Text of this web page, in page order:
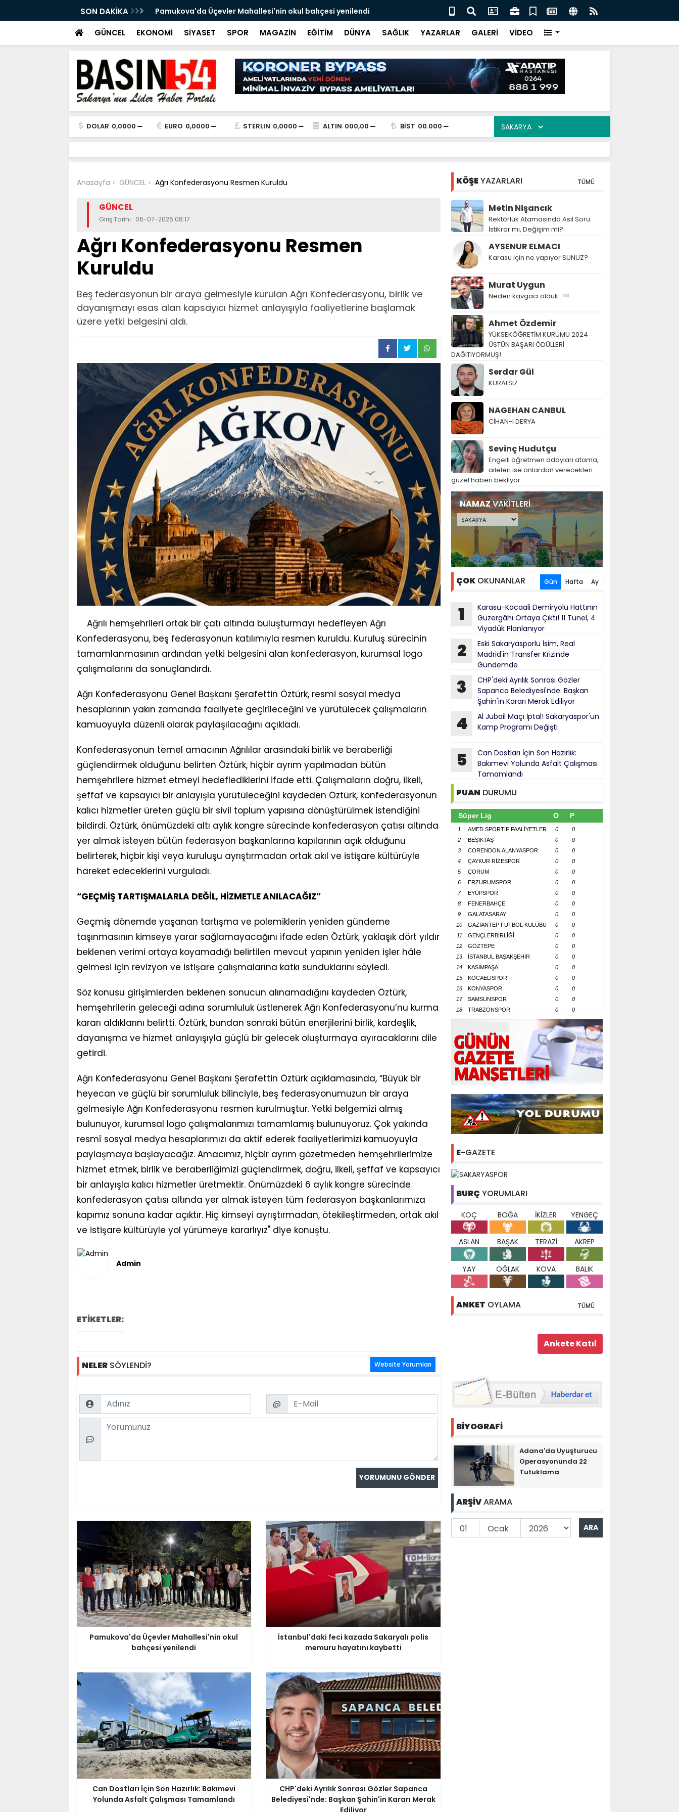
SON DAKİKA
okul bahçesi yenilendi İstanbul'daki feci kazada Sakaryalı polis memuru hayatını kaybetti Kira fiyatları uçtu! Barınma krizi TBMM gündeminde
GÜNCEL EKONOMİ SİYASET SPOR MAGAZİN EĞİTİM DÜNYA SAĞLIK YAZARLAR GALERİ VİDEO
DOLAR 0,0000 EURO 0,0000 STERLIN 0,0000 ALTIN 000,00 BİST 00.000
Anasayfa GÜNCEL Ağrı Konfederasyonu Resmen Kuruldu
GÜNCEL
Giriş Tarihi : 06-07-2026 08:17
Ağrı Konfederasyonu Resmen
Kuruldu
Beş federasyonun bir araya gelmesiyle kurulan Ağrı Konfederasyonu, birlik ve
dayanışmayı esas alan kapsayıcı hizmet anlayışıyla faaliyetlerine başlamak
üzere yetki belgesini aldı.
Ağrılı hemşehrileri ortak bir çatı altında buluşturmayı hedefleyen Ağrı
Konfederasyonu, beş federasyonun katılımıyla resmen kuruldu. Kuruluş sürecinin
tamamlanmasının ardından yetki belgesini alan konfederasyon, kurumsal logo
çalışmalarını da sonuçlandırdı.
Ağrı Konfederasyonu Genel Başkanı Şerafettin Öztürk, resmi sosyal medya
hesaplarının yakın zamanda faaliyete geçirileceğini ve yürütülecek çalışmaların
kamuoyuyla düzenli olarak paylaşılacağını açıkladı.
Konfederasyonun temel amacının Ağrılılar arasındaki birlik ve beraberliği
güçlendirmek olduğunu belirten Öztürk, hiçbir ayrım yapılmadan bütün
hemşehrilere hizmet etmeyi hedeflediklerini ifade etti. Çalışmaların doğru, ilkeli,
şeffaf ve kapsayıcı bir anlayışla yürütüleceğini kaydeden Öztürk, konfederasyonun
kalıcı hizmetler üreten güçlü bir sivil toplum yapısına dönüştürülmek istendiğini
bildirdi. Öztürk, önümüzdeki altı aylık kongre sürecinde konfederasyon çatısı altında
yer almak isteyen bütün federasyon başkanlarına kapılarının açık olduğunu
belirterek, hiçbir kişi veya kuruluşu ayrıştırmadan ortak akıl ve istişare kültürüyle
hareket edeceklerini vurguladı.
“GEÇMİŞ TARTIŞMALARLA DEĞİL, HİZMETLE ANILACAĞIZ”
Geçmiş dönemde yaşanan tartışma ve polemiklerin yeniden gündeme
taşınmasının kimseye yarar sağlamayacağını ifade eden Öztürk, yaklaşık dört yıldır
beklenen verimi ortaya koyamadığı belirtilen mevcut yapının yeniden işler hâle
gelmesi için revizyon ve istişare çalışmalarına katkı sunduklarını söyledi.
Söz konusu girişimlerden beklenen sonucun alınamadığını kaydeden Öztürk,
hemşehrilerin geleceği adına sorumluluk üstlenerek Ağrı Konfederasyonu’nu kurma
kararı aldıklarını belirtti. Öztürk, bundan sonraki bütün enerjilerini birlik, kardeşlik,
dayanışma ve hizmet anlayışıyla güçlü bir gelecek oluşturmaya ayıracaklarını dile
getirdi.
Ağrı Konfederasyonu Genel Başkanı Şerafettin Öztürk açıklamasında, “Büyük bir
heyecan ve güçlü bir sorumluluk bilinciyle, beş federasyonumuzun bir araya
gelmesiyle Ağrı Konfederasyonu resmen kurulmuştur. Yetki belgemizi almış
bulunuyor, kurumsal logo çalışmalarımızı tamamlamış bulunuyoruz. Çok yakında
resmî sosyal medya hesaplarımızı da aktif ederek faaliyetlerimizi kamuoyuyla
paylaşmaya başlayacağız. Amacımız, hiçbir ayrım gözetmeden hemşehrilerimize
hizmet etmek, birlik ve beraberliğimizi güçlendirmek, doğru, ilkeli, şeffaf ve kapsayıcı
bir anlayışla kalıcı hizmetler üretmektir. Önümüzdeki 6 aylık kongre sürecinde
konfederasyon çatısı altında yer almak isteyen tüm federasyon başkanlarımıza
kapımız sonuna kadar açıktır. Hiç kimseyi ayrıştırmadan, ötekileştirmeden, ortak akıl
ve istişare kültürüyle yol yürümeye kararlıyız" diye konuştu.
Admin
ETİKETLER:
NELERSÖYLENDİ? Website Yorumları
Name Email
@
Comment
Pamukova'da Üçevler Mahallesi'nin okul
bahçesi yenilendi
İstanbul'daki feci kazada Sakaryalı polis
memuru hayatını kaybetti
Can Dostları İçin Son Hazırlık: Bakımevi
Yolunda Asfalt Çalışması Tamamlandı
CHP'deki Ayrılık Sonrası Gözler Sapanca
Belediyesi'nde: Başkan Şahin'in Kararı Merak
Ediliyor
KÖŞEYAZARLARI TÜMÜ
Metin Nişancık
Rektörlük Atamasında Asıl Soru:
İstikrar mı, Değişim mi?
AYSENUR ELMACI
Karasu için ne yapıyor SUNUZ?
Murat Uygun
Neden kavgacı olduk…!!!
Ahmet Özdemir
YÜKSEKÖĞRETİM KURUMU 2024
ÜSTÜN BAŞARI ÖDÜLLERİ
DAĞITIYORMUŞ!
Serdar Gül
KURALSIZ
NAGEHAN CANBUL
CİHAN-I DERYA
Sevinç Hudutçu
Engelli öğretmen adayları atama,
aileleri ise onlardan verecekleri
güzel haberi bekliyor...
NAMAZVAKİTLERİ
ÇOKOKUNANLAR Gün Hafta Ay
1
Karasu-Kocaali Demiryolu Hattının
Güzergâhı Ortaya Çıktı! 11 Tünel, 4
Viyadük Planlanıyor
2
Eski Sakaryasporlu İsim, Real
Madrid'in Transfer Krizinde
Gündemde
3
CHP'deki Ayrılık Sonrası Gözler
Sapanca Belediyesi'nde: Başkan
Şahin'in Kararı Merak Ediliyor
4
Al Jubail Maçı İptal! Sakaryaspor'un
Kamp Programı Değişti
5
Can Dostları İçin Son Hazırlık:
Bakımevi Yolunda Asfalt Çalışması
Tamamlandı
PUAN DURUMU
Süper Lig O P
1 AMED SPORTİF FAALİYETLER 0
0
2
BEŞİKTAŞ 0
0
3
CORENDON ALANYASPOR 0
0
4
ÇAYKUR RİZESPOR 0
0
5
ÇORUM 0
0
6
ERZURUMSPOR 0
0
7
EYÜPSPOR 0
0
8
FENERBAHÇE 0
0
9
GALATASARAY 0
0
10
GAZİANTEP FUTBOL KULÜBÜ 0
0
11
GENÇLERBİRLİĞİ 0
0
12
GÖZTEPE 0
0
13
İSTANBUL BAŞAKŞEHİR 0
0
14
KASIMPAŞA 0
0
15
KOCAELİSPOR 0
0
16
KONYASPOR 0
0
17
SAMSUNSPOR 0
0
18
TRABZONSPOR 0 0
E-GAZETE
BURÇ YORUMLARI
KOÇ BOĞA İKİZLER YENGEÇ
ASLAN BAŞAK TERAZİ AKREP
YAY OĞLAK KOVA BALIK
ANKET OYLAMA TÜMÜ
BİYOGRAFİ
Adana'da Uyuşturucu
Operasyonunda 22
Tutuklama
ARŞİVARAMA